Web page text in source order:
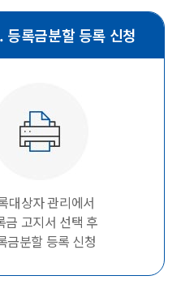
등록금분할 등록 신청
대상자 관리에서
금 고지서 선택 후
금분할 등록 신청